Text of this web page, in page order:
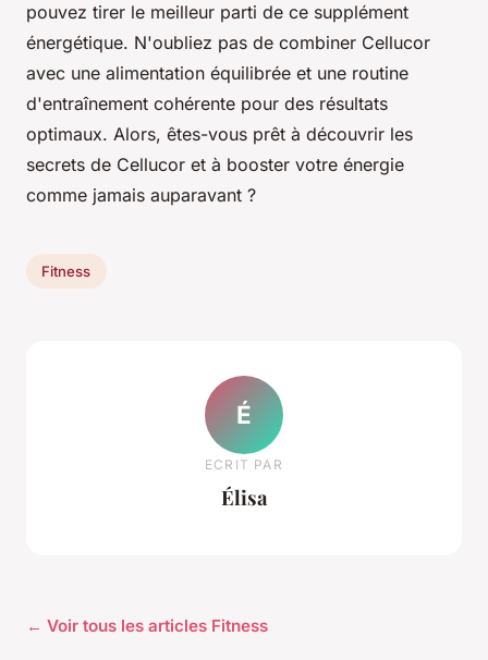
pouvez tirer le meilleur parti de ce supplément
énergétique. N'oubliez pas de combiner Cellucor
avec une alimentation équilibrée et une routine
d'entraînement cohérente pour des résultats
optimaux. Alors, êtes-vous prêt à découvrir les
secrets de Cellucor et à booster votre énergie
comme jamais auparavant ?
Fitness
É
ECRIT PAR
Élisa
← Voir tous les articles Fitness